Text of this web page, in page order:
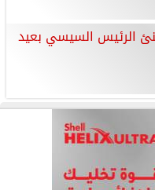
الرئيس السيسي بعيد